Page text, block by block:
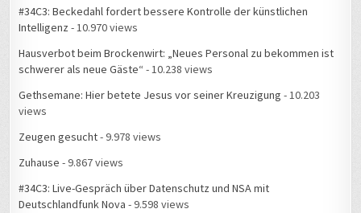
#34C3: Beckedahl fordert bessere Kontrolle der künstlichen
Intelligenz - 10.970 views
Hausverbot beim Brockenwirt: „Neues Personal zu bekommen ist
schwerer als neue Gäste“ - 10.238 views
Gethsemane: Hier betete Jesus vor seiner Kreuzigung - 10.203
views
Zeugen gesucht- 9.978 views
Zuhause - 9.867 views
#34C3: Live-Gespräch über Datenschutz und NSA mit
Deutschlandfunk Nova - 9.598 views